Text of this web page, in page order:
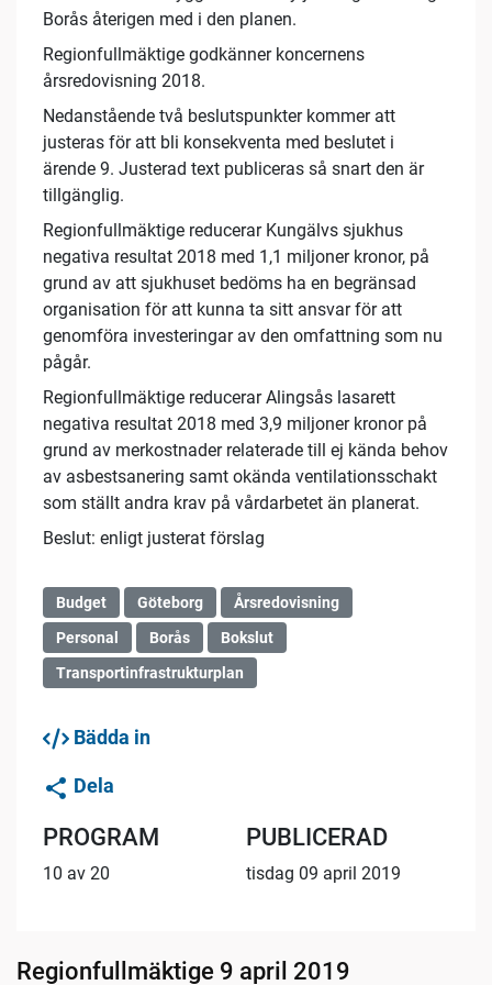
Borås återigen med i den planen.
Regionfullmäktige godkänner koncernens
årsredovisning 2018.
Nedanstående två beslutspunkter kommer att
justeras för att bli konsekventa med beslutet i
ärende 9. Justerad text publiceras så snart den är
tillgänglig.
Regionfullmäktige reducerar Kungälvs sjukhus
negativa resultat 2018 med 1,1 miljoner kronor, på
grund av att sjukhuset bedöms ha en begränsad
organisation för att kunna ta sitt ansvar för att
genomföra investeringar av den omfattning som nu
pågår.
Regionfullmäktige reducerar Alingsås lasarett
negativa resultat 2018 med 3,9 miljoner kronor på
grund av merkostnader relaterade till ej kända behov
av asbestsanering samt okända ventilationsschakt
som ställt andra krav på vårdarbetet än planerat.
Beslut: enligt justerat förslag
Budget Göteborg
Årsredovisning
Personal
Borås
Bokslut
Transportinfrastrukturplan
Bädda in
Dela
PROGRAM
10 av 20
PUBLICERAD
tisdag 09 april 2019
Regionfullmäktige 9 april 2019